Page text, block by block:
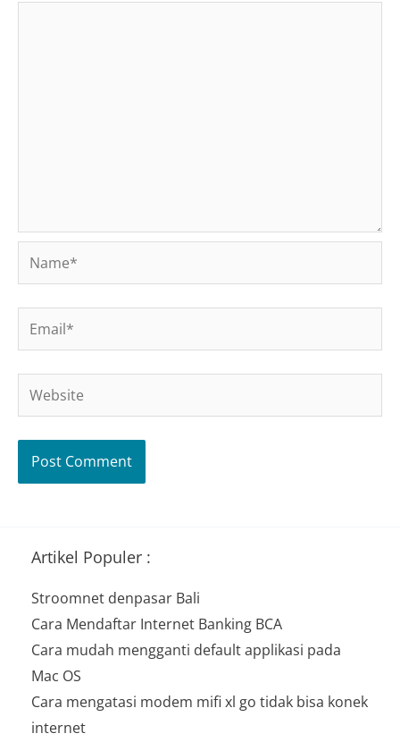
Name*
Email*
Website
Artikel Populer :
Stroomnet denpasar Bali
Cara Mendaftar Internet Banking BCA
Cara mudah mengganti default applikasi pada
Mac OS
Cara mengatasi modem mifi xl go tidak bisa konek
internet